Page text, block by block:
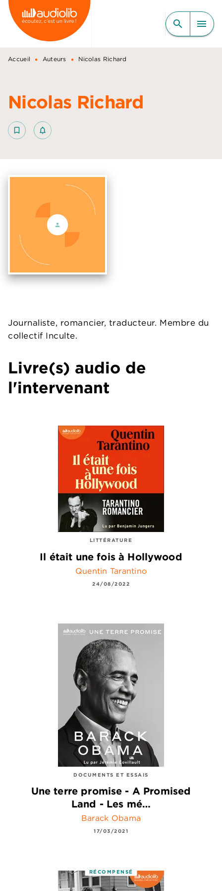
MENU RECHERCHE
CONTENU
PIED DE PAGE
search menu
Accueil • Auteurs • Nicolas Richard
Nicolas Richard
bookmark_border notifications_none_outlined
Journaliste, romancier, traducteur. Membre du
collectif Inculte.
Livre(s) audio de
l'intervenant
LITTÉRATURE
Il était une fois à Hollywood
Quentin Tarantino
24/08/2022
DOCUMENTS ET ESSAIS
Une terre promise - A Promised
Land - Les mé…
Barack Obama
17/03/2021
RÉCOMPENSÉ